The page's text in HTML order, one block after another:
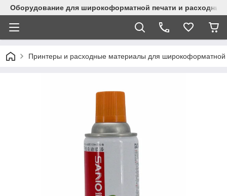
Оборудование для широкоформатной печати и
Принтеры и расходные материалы для широкоформатной